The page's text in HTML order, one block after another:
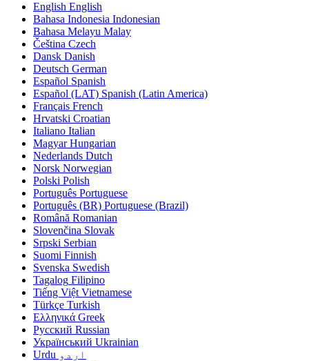
English English
Bahasa Indonesia Indonesian
Bahasa Melayu Malay
Čeština Czech
Dansk Danish
Deutsch German
Español Spanish
Español (LAT) Spanish (Latin America)
Français French
Hrvatski Croatian
Italiano Italian
Magyar Hungarian
Nederlands Dutch
Norsk Norwegian
Polski Polish
Português Portuguese
Português (BR) Portuguese (Brazil)
Română Romanian
Slovenčina Slovak
Srpski Serbian
Suomi Finnish
Svenska Swedish
Tagalog Filipino
Tiếng Việt Vietnamese
Türkçe Turkish
Ελληνικά Greek
Русский Russian
Український Ukrainian
اردو Urdu